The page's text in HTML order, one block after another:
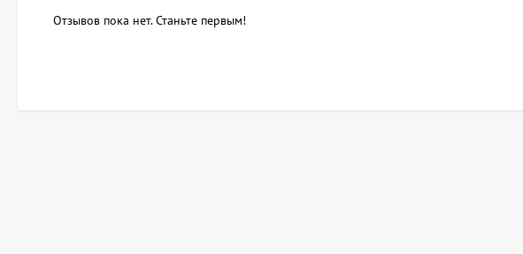
Отзывов пока нет. Станьте первым!